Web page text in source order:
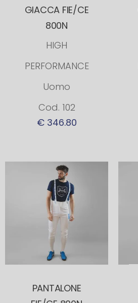
GIACCA FIE/CE
800N
HIGH
PERFORMANCE
Uomo
Cod. 102
€ 346.80
PANTALONE